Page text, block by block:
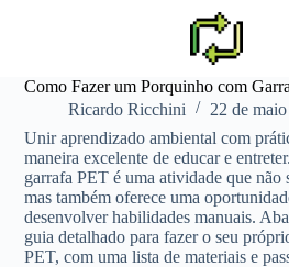
Como Fazer um Porquinho com
Ricardo Ricchini
22 de
Unir aprendizado ambiental com
maneira excelente de educar e
garrafa PET é uma atividade que não
mas também oferece uma
desenvolver habilidades manuais.
guia detalhado para fazer o seu
PET, com uma lista de materiais e